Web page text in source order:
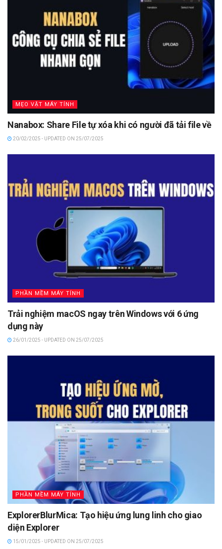
MẸO VẶT MÁY TÍNH
Nanabox: Share File tự xóa khi có người đã tải file về
20/02/2025 - UPDATED ON 25/07/2025
PHẦN MỀM MÁY TÍNH
Trải nghiệm macOS ngay trên Windows với 6 ứng
dụng này
26/01/2025 - UPDATED ON 25/07/2025
PHẦN MỀM MÁY TÍNH
ExplorerBlurMica: Tạo hiệu ứng lung linh cho giao
diện Explorer
15/01/2025 - UPDATED ON 25/07/2025